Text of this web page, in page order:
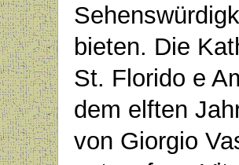
bieten. Die
St. Florido e
dem elften
von Giorgio